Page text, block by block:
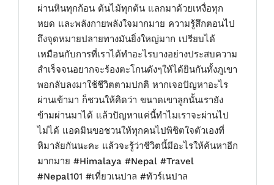
ผ่านหินทุกก้อน ต้นไม้ทุกต้น แลกมาด้วยเหงื่อทุก
หยด และพลังกายพลังใจมากมาย ความรู้สึกตอนไป
ถึงจุดหมายปลายทางมันยิ่งใหญ่มาก เปรียบได้
เหมือนกับการที่เราได้ทำอะไรบางอย่างประสบความ
สำเร็จจนอยากจะร้องตะโกนดังๆให้ได้ยินกันทั้งภูเขา
พอกลับลงมาใช้ชีวิตตามปกติ หากเจอปัญหาอะไร
ผ่านเข้ามา ก็ชวนให้คิดว่า ขนาดเขาลูกนั้นเรายัง
ข้ามผ่านมาได้ แล้วปัญหาแค่นี้ทำไมเราจะผ่านไป
ไม่ได้ แอดมินขอชวนให้ทุกคนไปพิชิตใจตัวเองที่
หิมาลัยกันนะคะ แล้วจะรู้ว่าชีวิตนี้มีอะไรให้ค้นหาอีก
มากมาย #Himalaya #Nepal #Travel
#Nepal101 #เที่ยวเนปาล #ทัวร์เนปาล